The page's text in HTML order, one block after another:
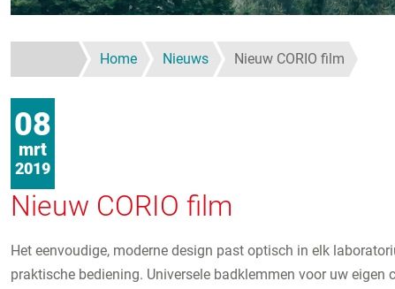
Home Nieuws Nieuw CORIO film
08
mrt
2019
Nieuw CORIO film
Het eenvoudige, moderne design past optisch in elk
praktische bediening. Universele badklemmen voor uw